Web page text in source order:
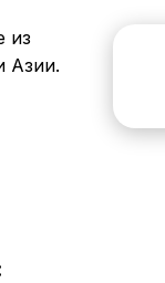
из
Азии.